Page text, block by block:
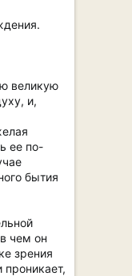
великую
и,
ее по-
бытия
чем он
зрения